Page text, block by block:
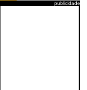
publicidade